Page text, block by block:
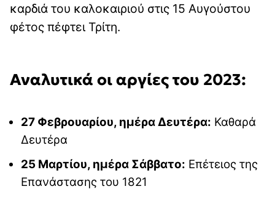
καρδιά του καλοκαιριού στις 15 Αυγούστου
φέτος πέφτει Τρίτη.
Αναλυτικά οι αργίες του 2023:
27 Φεβρουαρίου, ημέρα Δευτέρα: Καθαρά
Δευτέρα
25 Μαρτίου, ημέρα Σάββατο: Επέτειος της
Επανάστασης του 1821